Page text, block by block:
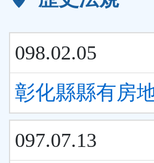
098.02.05
彰化縣縣有房
097.07.13